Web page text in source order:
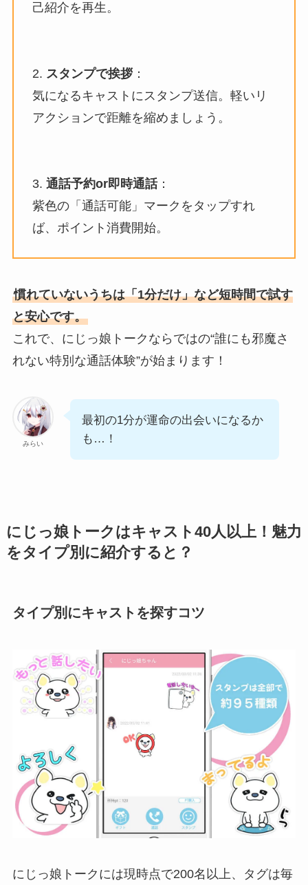
己紹介を再生。
2. スタンプで挨拶：
気になるキャストにスタンプ送信。軽いリ
アクションで距離を縮めましょう。
3. 通話予約or即時通話：
紫色の「通話可能」マークをタップすれ
ば、ポイント消費開始。
慣れていないうちは「1分だけ」など短時間で試す
と安心です。
これで、にじっ娘トークならではの“誰にも邪魔さ
れない特別な通話体験”が始まります！
みらい
最初の1分が運命の出会いになるか
も…！
にじっ娘トークはキャスト40人以上！魅力
をタイプ別に紹介すると？
タイプ別にキャストを探すコツ
にじっ娘トークには現時点で200名以上、タグは毎